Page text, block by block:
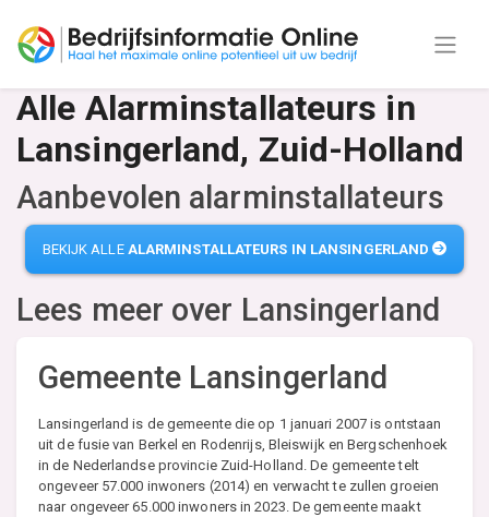
Alle Alarminstallateurs in
Lansingerland, Zuid-Holland
Aanbevolen alarminstallateurs
BEKIJK ALLE ALARMINSTALLATEURS IN LANSINGERLAND
Lees meer over Lansingerland
Gemeente Lansingerland
Lansingerland is de gemeente die op 1 januari 2007 is ontstaan
uit de fusie van Berkel en Rodenrijs, Bleiswijk en Bergschenhoek
in de Nederlandse provincie Zuid-Holland. De gemeente telt
ongeveer 57.000 inwoners (2014) en verwacht te zullen groeien
naar ongeveer 65.000 inwoners in 2023. De gemeente maakt